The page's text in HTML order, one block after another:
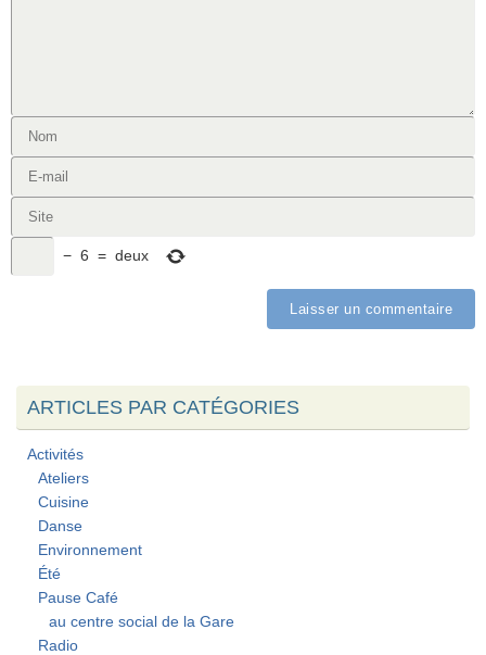
− 6 = deux
ARTICLES PAR CATÉGORIES
Activités
Ateliers
Cuisine
Danse
Environnement
Été
Pause Café
au centre social de la Gare
Radio